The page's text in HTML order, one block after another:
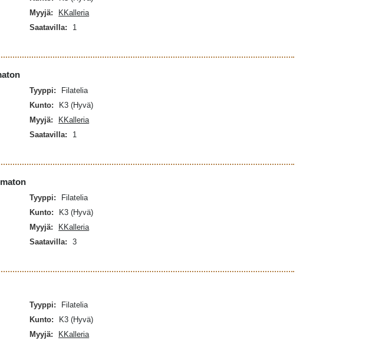
Myyjä:
KKalleria
Saatavilla:
1
Tyyppi:
Filatelia
Kunto:
K3 (Hyvä)
Myyjä:
KKalleria
Saatavilla:
1
Tyyppi:
Filatelia
Kunto:
K3 (Hyvä)
Myyjä:
KKalleria
Saatavilla:
3
Tyyppi:
Filatelia
Kunto:
K3 (Hyvä)
Myyjä:
KKalleria